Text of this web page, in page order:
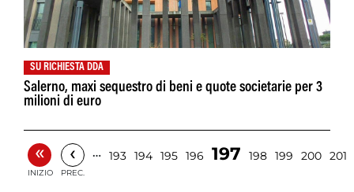
SU RICHIESTA DDA
Salerno, maxi sequestro di beni e quote societarie per 3
milioni di euro
«
INIZIO
‹
PREC.
… 193 194 195 196 197 198 199 200 201